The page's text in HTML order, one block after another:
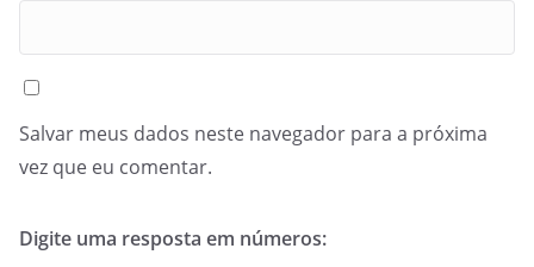
Salvar meus dados neste navegador para a próxima
vez que eu comentar.
Digite uma resposta em números: